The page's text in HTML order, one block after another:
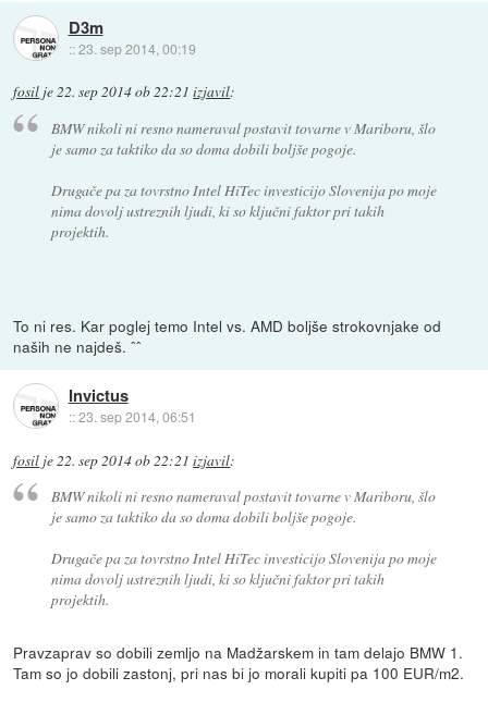
D3m
::23. sep 2014, 00:19
fosil je22. sep 2014 ob 22:21 izjavil:
BMW nikoli ni resno nameraval postavit tovarne v Mariboru, šlo
je samo za taktiko da so doma dobili boljše pogoje.
Drugače pa za tovrstno Intel HiTec investicijo Slovenija po moje
nima dovolj ustreznih ljudi, ki so ključni faktor pri takih
projektih.
To ni res. Kar poglej temo Intel vs. AMD boljše strokovnjake od
naših ne najdeš. ˆˆ
Invictus
::23. sep 2014, 06:51
fosil je22. sep 2014 ob 22:21 izjavil:
BMW nikoli ni resno nameraval postavit tovarne v Mariboru, šlo
je samo za taktiko da so doma dobili boljše pogoje.
Drugače pa za tovrstno Intel HiTec investicijo Slovenija po moje
nima dovolj ustreznih ljudi, ki so ključni faktor pri takih
projektih.
Pravzaprav so dobili zemljo na Madžarskem in tam delajo BMW 1.
Tam so jo dobili zastonj, pri nas bi jo morali kupiti pa 100 EUR/m2.